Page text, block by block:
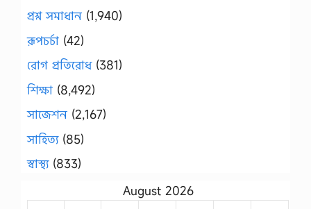
প্রশ্ন সমাধান (1,940)
রূপচর্চা (42)
রোগ প্রতিরোধ(381)
শিক্ষা (8,492)
সাজেশন (2,167)
সাহিত্য(85)
স্বাস্থ্য(833)
August 2026